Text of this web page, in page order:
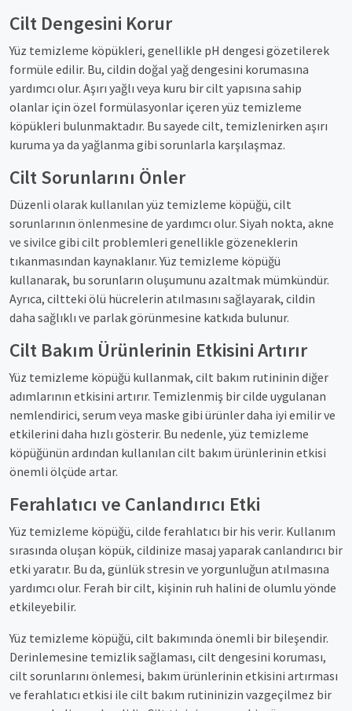
Cilt Dengesini Korur
Yüz temizleme köpükleri, genellikle pH dengesi gözetilerek
formüle edilir. Bu, cildin doğal yağ dengesini korumasına
yardımcı olur. Aşırı yağlı veya kuru bir cilt yapısına sahip
olanlar için özel formülasyonlar içeren yüz temizleme
köpükleri bulunmaktadır. Bu sayede cilt, temizlenirken aşırı
kuruma ya da yağlanma gibi sorunlarla karşılaşmaz.
Cilt Sorunlarını Önler
Düzenli olarak kullanılan yüz temizleme köpüğü, cilt
sorunlarının önlenmesine de yardımcı olur. Siyah nokta, akne
ve sivilce gibi cilt problemleri genellikle gözeneklerin
tıkanmasından kaynaklanır. Yüz temizleme köpüğü
kullanarak, bu sorunların oluşumunu azaltmak mümkündür.
Ayrıca, ciltteki ölü hücrelerin atılmasını sağlayarak, cildin
daha sağlıklı ve parlak görünmesine katkıda bulunur.
Cilt Bakım Ürünlerinin Etkisini Artırır
Yüz temizleme köpüğü kullanmak, cilt bakım rutininin diğer
adımlarının etkisini artırır. Temizlenmiş bir cilde uygulanan
nemlendirici, serum veya maske gibi ürünler daha iyi emilir ve
etkilerini daha hızlı gösterir. Bu nedenle, yüz temizleme
köpüğünün ardından kullanılan cilt bakım ürünlerinin etkisi
önemli ölçüde artar.
Ferahlatıcı ve Canlandırıcı Etki
Yüz temizleme köpüğü, cilde ferahlatıcı bir his verir. Kullanım
sırasında oluşan köpük, cildinize masaj yaparak canlandırıcı bir
etki yaratır. Bu da, günlük stresin ve yorgunluğun atılmasına
yardımcı olur. Ferah bir cilt, kişinin ruh halini de olumlu yönde
etkileyebilir.
Yüz temizleme köpüğü, cilt bakımında önemli bir bileşendir.
Derinlemesine temizlik sağlaması, cilt dengesini koruması,
cilt sorunlarını önlemesi, bakım ürünlerinin etkisini artırması
ve ferahlatıcı etkisi ile cilt bakım rutininizin vazgeçilmez bir